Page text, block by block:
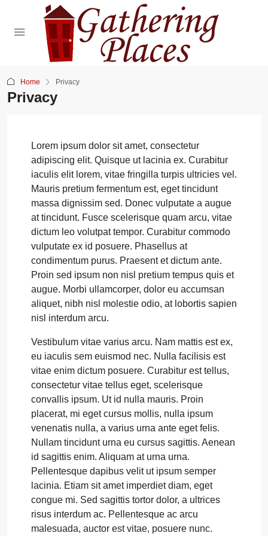
Home Privacy
Privacy
Lorem ipsum dolor sit amet, consectetur
adipiscing elit. Quisque ut lacinia ex. Curabitur
iaculis elit lorem, vitae fringilla turpis ultricies vel.
Mauris pretium fermentum est, eget tincidunt
massa dignissim sed. Donec vulputate a augue
at tincidunt. Fusce scelerisque quam arcu, vitae
dictum leo volutpat tempor. Curabitur commodo
vulputate ex id posuere. Phasellus at
condimentum purus. Praesent et dictum ante.
Proin sed ipsum non nisl pretium tempus quis et
augue. Morbi ullamcorper, dolor eu accumsan
aliquet, nibh nisl molestie odio, at lobortis sapien
nisl interdum arcu.
Vestibulum vitae varius arcu. Nam mattis est ex,
eu iaculis sem euismod nec. Nulla facilisis est
vitae enim dictum posuere. Curabitur est tellus,
consectetur vitae tellus eget, scelerisque
convallis ipsum. Ut id nulla mauris. Proin
placerat, mi eget cursus mollis, nulla ipsum
venenatis nulla, a varius urna ante eget felis.
Nullam tincidunt urna eu cursus sagittis. Aenean
id sagittis enim. Aliquam at urna urna.
Pellentesque dapibus velit ut ipsum semper
lacinia. Etiam sit amet imperdiet diam, eget
congue mi. Sed sagittis tortor dolor, a ultrices
risus interdum ac. Pellentesque ac arcu
malesuada, auctor est vitae, posuere nunc.